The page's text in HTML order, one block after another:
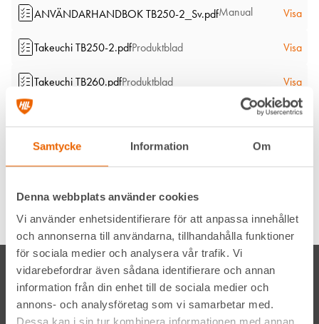
Samtycke Information Om
Denna webbplats använder cookies
Vi använder enhetsidentifierare för att anpassa innehållet
och annonserna till användarna, tillhandahålla funktioner
för sociala medier och analysera vår trafik. Vi
vidarebefordrar även sådana identifierare och annan
information från din enhet till de sociala medier och
annons- och analysföretag som vi samarbetar med.
ANVÄNDARHANDBOK TB250-2_Sv.pdfManual Visa
Takeuchi TB250-2.pdfProduktblad Visa
Takeuchi TB260.pdfProduktblad Visa
Visa
Takeuchi TB260.pdf Produktblad
Inga filmer tillgängliga
Vi, HLL Hyreslandslaget